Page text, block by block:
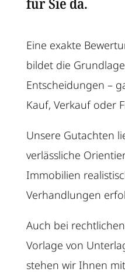
Eine exakte
bildet die
Entscheidungen –
Kauf, Verkauf oder
Unsere Gutachten
verlässliche
Immobilien
Verhandlungen
Auch bei
Vorlage von
stehen wir Ihnen